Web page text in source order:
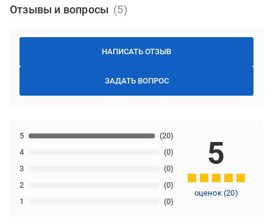
Отзывы и вопросы
НАПИСАТЬ ОТЗЫВ
ЗАДАТЬ ВОПРОС
1 (0)
2 (0)
3 (0)
4 (0)
5 (20)
5
оценок (20)